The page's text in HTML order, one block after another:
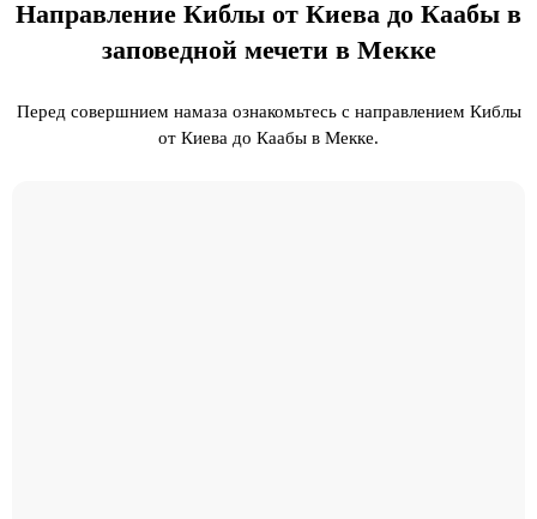
Направление Киблы от Киева до Каабы в
заповедной мечети в Мекке
Перед совершнием намаза ознакомьтесь с направлением Киблы
от Киева до Каабы в Мекке.